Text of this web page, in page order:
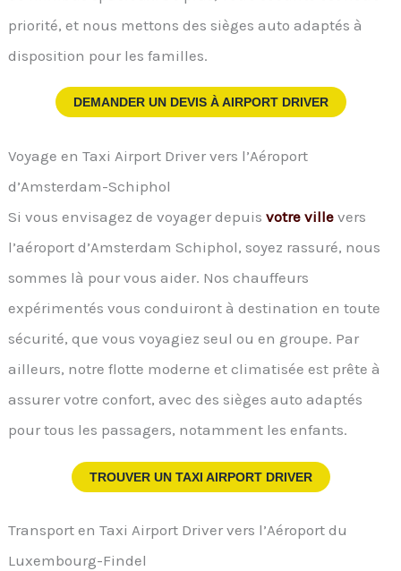
priorité, et nous mettons des sièges auto adaptés à
disposition pour les familles.
DEMANDER UN DEVIS ÀAIRPORT DRIVER
Voyage en Taxi Airport Driver vers l’Aéroport
d’Amsterdam-Schiphol
Si vous envisagez de voyager depuisvotre ville vers
l’aéroport d’Amsterdam Schiphol, soyez rassuré, nous
sommes là pour vous aider. Nos chauffeurs
expérimentés vous conduiront à destination en toute
sécurité, que vous voyagiez seul ou en groupe. Par
ailleurs, notre flotte moderne et climatisée est prête à
assurer votre confort, avec des sièges auto adaptés
pour tous les passagers, notamment les enfants.
TROUVER UN TAXI AIRPORT DRIVER
Transport en Taxi Airport Driver vers l’Aéroport du
Luxembourg-Findel